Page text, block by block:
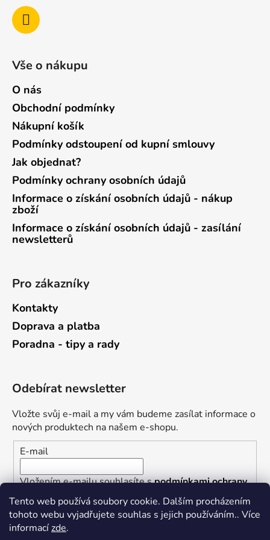
Tento web používá soubory cookie. Dalším procházením
tohoto webu vyjadřujete souhlas s jejich používáním.. Více
informacízde.
Vše o nákupu
O nás
Obchodní podmínky
Nákupní košík
Podmínky odstoupení od kupní smlouvy
Jak objednat?
Podmínky ochrany osobních údajů
Informace o získání osobních údajů - nákup
zboží
Informace o získání osobních údajů - zasílání
newsletterů
Pro zákazníky
Kontakty
Doprava a platba
Poradna - tipy a rady
Odebírat newsletter
Vložte svůj e-mail a my vám budeme zasílat informace o
nových produktech na našem e-shopu.
E-mail
Vložením e-mailu souhlasíte spodmínkami ochrany
osobních údajů
PŘIHLÁSIT SE